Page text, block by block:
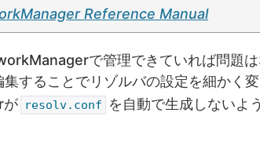
Reference Manual
で管理できていれば問題は
集することでリゾルバの設定を細かく
が resolv.conf
を自動で生成しないよ